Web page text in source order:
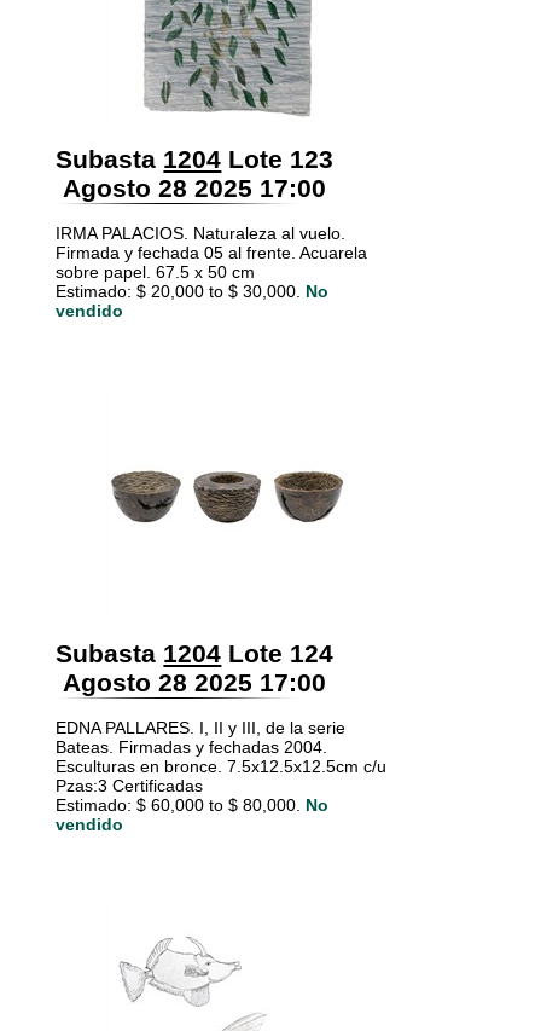
Subasta 1204 Lote 123
Agosto 28 2025 17:00
IRMA PALACIOS. Naturaleza al vuelo.
Firmada y fechada 05 al frente. Acuarela
sobre papel. 67.5 x 50 cm
Estimado: $ 20,000 to $ 30,000. No
vendido
Subasta 1204 Lote 124
Agosto 28 2025 17:00
EDNA PALLARES. I, II y III, de la serie
Bateas. Firmadas y fechadas 2004.
Esculturas en bronce. 7.5x12.5x12.5cm c/u
Pzas:3 Certificadas
Estimado: $ 60,000 to $ 80,000. No
vendido